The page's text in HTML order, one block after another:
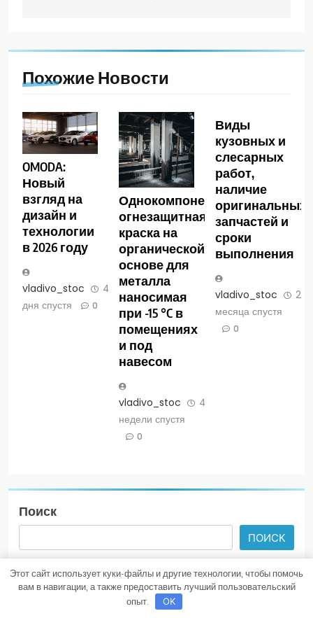
Похожие Новости
OMODA:
Новый
взгляд на
дизайн и
технологии
в 2026 году
vladivo_stoc
4
дня спустя
0
Однокомпонентная
огнезащитная
краска на
органической
основе для
металла
наносимая
при -15 °C в
помещениях
и под
навесом
vladivo_stoc
4
недели спустя
0
Виды
кузовных и
слесарных
работ,
наличие
оригинальных
запчастей и
сроки
выполнения
vladivo_stoc
2
месяца спустя
0
Поиск
ПОИСК
Последние Записи
Этот сайт использует куки-файлы и другие технологии, чтобы помочь
вам в навигации, а также предоставить лучший пользовательский
опыт.
OK